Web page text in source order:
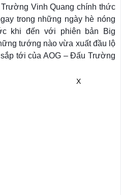
Vinh Quang chính thức
trong những ngày hè nóng
khi đến với phiên bản Big
tướng nào vừa xuất đầu lộ
tới của AOG – Đấu Trường
X